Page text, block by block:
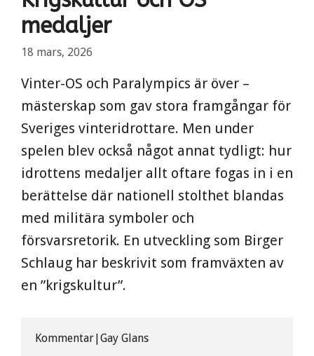
medaljer
18 mars, 2026
Vinter-OS och Paralympics är över –
mästerskap som gav stora framgångar för
Sveriges vinteridrottare. Men under
spelen blev också något annat tydligt: hur
idrottens medaljer allt oftare fogas in i en
berättelse där nationell stolthet blandas
med militära symboler och
försvarsretorik. En utveckling som Birger
Schlaug har beskrivit som framväxten av
en ”krigskultur”.
Kommentar|Gay Glans